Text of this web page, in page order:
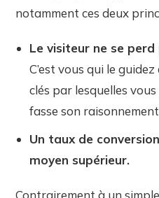
notamment ces deux
Le visiteur ne se perd
C’est vous qui le
clés par lesquelles
fasse son
Un taux de
moyen supérieur.
Contrairement à un